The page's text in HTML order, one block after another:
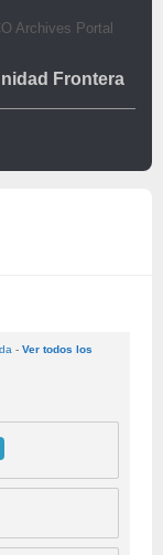
Frontera
- Ver todos los